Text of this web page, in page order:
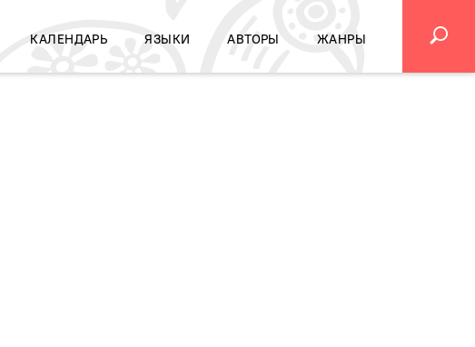
КАЛЕНДАРЬ ЯЗЫКИ АВТОРЫ ЖАНРЫ